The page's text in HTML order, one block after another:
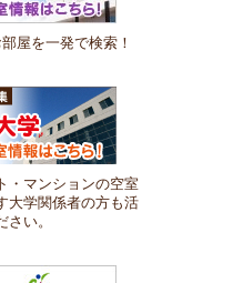
屋を一発で検索！
・マンションの空室
大学関係者の方も活
さい。